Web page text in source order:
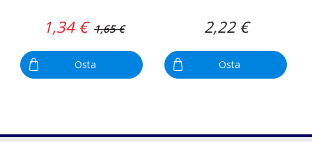
1,34 € 1,65 €
Osta
2,22 €
Osta